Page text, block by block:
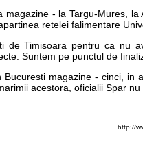
magazine - la Targu-Mures,
retelei falimentare
de Timisoara pentru ca nu
Suntem pe punctul de
magazine - cinci,
acestora, oficialii Spar
http://